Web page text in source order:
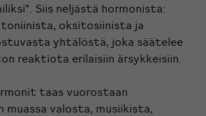
Siis neljästä hormonista:
oksitosiinista ja
yhtälöstä, joka säätelee
reaktiota erilaisiin ärsykkeisiin.
taas vuorostaan
valosta, musiikista,